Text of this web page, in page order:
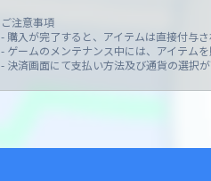
ご注意事項
- 購入が完了すると、アイテムは直接付与
- ゲームのメンテナンス中には、アイテムを
- 決済画面にて支払い方法及び通貨の選択が